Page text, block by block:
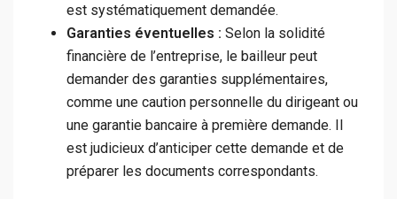
est systématiquement demandée.
Garanties éventuelles : Selon la solidité
financière de l’entreprise, le bailleur peut
demander des garanties supplémentaires,
comme une caution personnelle du dirigeant ou
une garantie bancaire à première demande. Il
est judicieux d’anticiper cette demande et de
préparer les documents correspondants.